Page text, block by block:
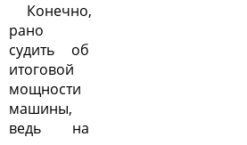
Конечно,
рано
судить об
итоговой
мощности
машины,
ведь на